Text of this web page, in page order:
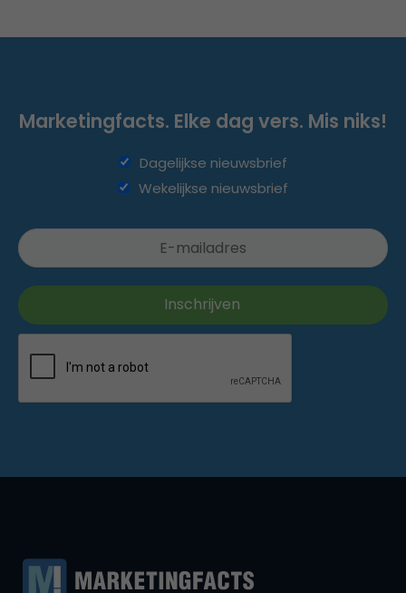
Marketingfacts. Elke dag vers. Mis niks!
Dagelijkse nieuwsbrief
Wekelijkse nieuwsbrief